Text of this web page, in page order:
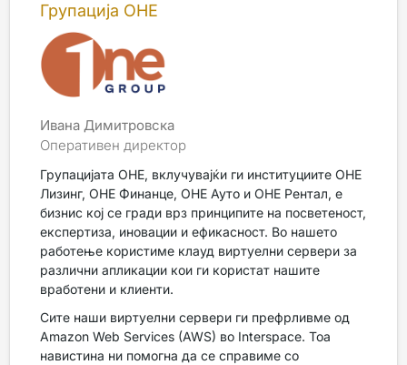
Групација ОНЕ
Ивана Димитровска
Оперативен директор
Групацијата ОНЕ, вклучувајќи ги институциите ОНЕ
Лизинг, ОНЕ Финанце, ОНЕ Ауто и ОНЕ Рентал, е
бизнис кој се гради врз принципите на посветеност,
експертиза, иновации и ефикасност. Во нашето
работење користиме клауд виртуелни сервери за
различни апликации кои ги користат нашите
вработени и клиенти.
Сите наши виртуелни сервери ги префрливме од
Amazon Web Services (AWS) во Interspace. Тоа
навистина ни помогна да се справиме со